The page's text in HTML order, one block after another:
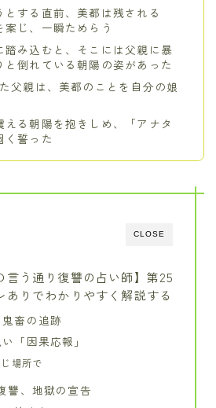
とする直前、美都は残される
じ、一瞬ためらう
踏み込むと、そこには父親に暴
と倒れている朝陽の姿があった
父親は、美都のことを自分の娘
える朝陽を抱きしめ、「アナタ
く誓った
CLOSE
言う通り復讐の占い師】第25
ありでわかりやすく解説する
畜の追跡
「因果応報」
場所で
讐、地獄の宣告